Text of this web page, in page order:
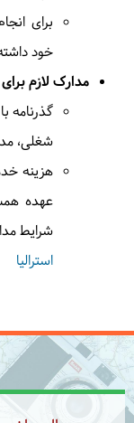
وقت
گلدکوست
1404/06/15
امروز
هتل
شهر
10 یکشنبه 1404/06/16
خود
مدارک لازم
شغلی،
عهده
شرایط
استرالیا